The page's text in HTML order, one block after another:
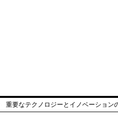
重要なテクノロジーとイノベーション